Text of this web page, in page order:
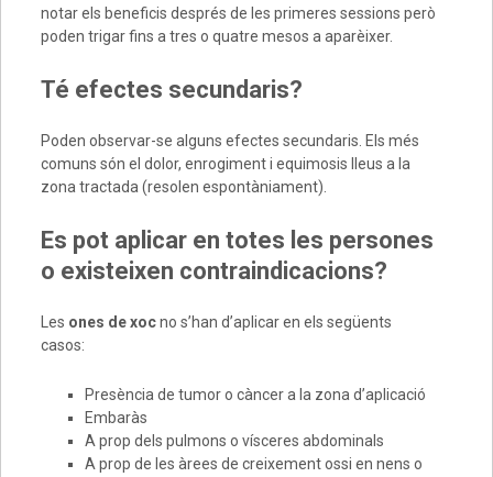
notar els beneficis després de les primeres sessions però
poden trigar fins a tres o quatre mesos a aparèixer.
Té efectes secundaris?
Poden observar-se alguns efectes secundaris. Els més
comuns són el dolor, enrogiment i equimosis lleus a la
zona tractada (resolen espontàniament).
Es pot aplicar en totes les persones
o existeixen contraindicacions?
Les ones de xocno s’han d’aplicar en els següents
casos:
Presència de tumor o càncer a la zona d’aplicació
Embaràs
A prop dels pulmons o vísceres abdominals
A prop de les àrees de creixement ossi en nens o